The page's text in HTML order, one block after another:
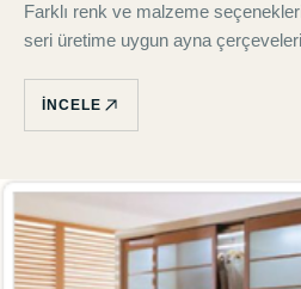
Farklı renk ve malzeme
seri üretime uygun ayna
İNCELE